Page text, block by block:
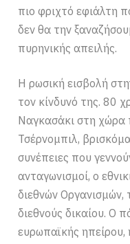
πιο φριχτό εφιάλτη
δεν θα την
πυρηνικής απειλής.
Η ρωσική εισβολή
τον κίνδυνό της. 80
Ναγκασάκι στη χώρα
Τσέρνομπιλ,
συνέπειες που
ανταγωνισμοί, ο
διεθνών Οργανισμών,
διεθνούς δικαίου. Ο
ευρωπαϊκής